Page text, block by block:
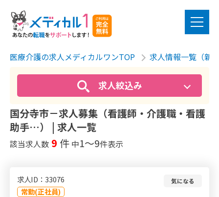
医療介護の求人メディカルワンTOP 求人情報一覧（新
求人絞込み
国分寺市－求人募集（看護師・介護職・看護
助手…） | 求人一覧
該当求人数 9 件 中1〜9件表示
求人ID：33076
常勤(正社員)
気になる